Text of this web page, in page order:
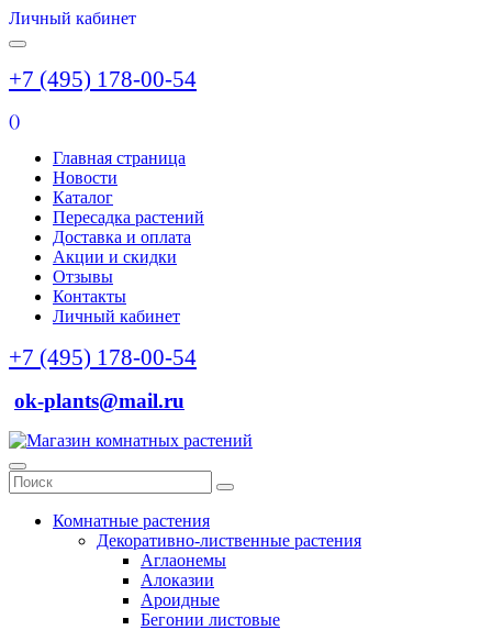
Личный кабинет
+7 (495) 178-00-54
()
Главная страница
Новости
Каталог
Пересадка растений
Доставка и оплата
Акции и скидки
Отзывы
Контакты
Личный кабинет
+7 (495) 178-00-54
ok-plants@mail.ru
Комнатные растения
Декоративно-лиственные растения
Аглаонемы
Алоказии
Ароидные
Бегонии листовые